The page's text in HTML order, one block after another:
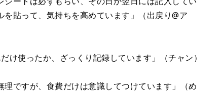
貼って、気持ちを高めています」（出戻り@ア
け使ったか、ざっくり記録しています」（チャン）
理ですが、食費だけは意識してつけています」（め